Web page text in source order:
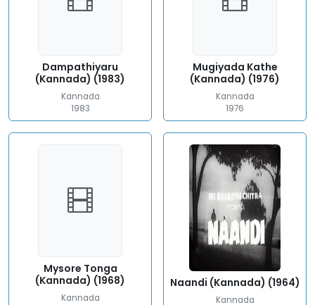
Dampathiyaru
(Kannada) (1983)
Kannada
1983
Mugiyada Kathe
(Kannada) (1976)
Kannada
1976
Mysore Tonga
(Kannada) (1968)
Kannada
Naandi (Kannada) (1964)
Kannada